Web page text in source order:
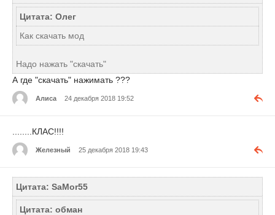
Цитата: Олег
Как скачать мод
Надо нажать "скачать"
А где "скачать" нажимать ???
Алиса 24 декабря 2018 19:52
........КЛАС!!!!
Железный 25 декабря 2018 19:43
Цитата: SaMor55
Цитата: обман